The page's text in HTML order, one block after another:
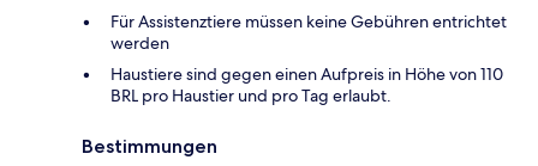
Für Assistenztiere müssen keine Gebühren entrichtet
werden
Haustiere sind gegen einen Aufpreis in Höhe von 110
BRL pro Haustier und pro Tag erlaubt.
Bestimmungen